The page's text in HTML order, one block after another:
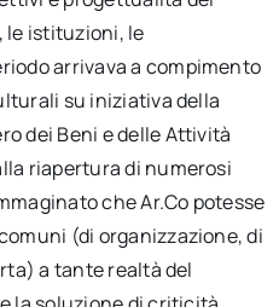
le istituzioni, le
arrivava a compimento
su iniziativa della
dei Beni e delle Attività
riapertura di numerosi
che Ar.Co potesse
(di organizzazione, di
a tante realtà del